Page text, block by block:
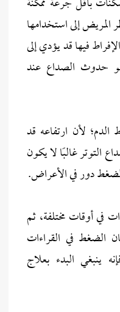
إلى استخدامها
فيها قد يؤدي إلى
حدوث الصداع عند
لأن ارتفاعه قد
التوتر غالبًا لا يكون
دور في الأعراض.
أوقات مختلفة، ثم
الضغط في القراءات
من (140/90) فإنه ينبغي البدء بعلاج